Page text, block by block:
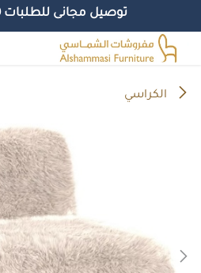
توصيل مجانى للطلبات 1500 فيما فوق
تخطي للذهاب إلى المحتوى
الكراسي